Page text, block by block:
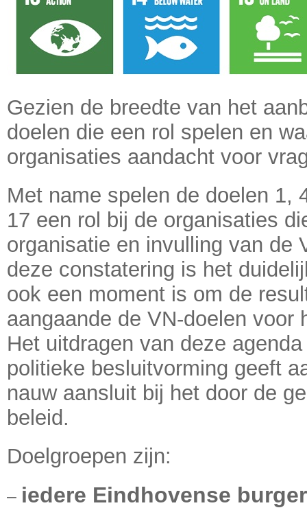
Gezien de breedte van het
doelen die een rol spelen en
organisaties aandacht voor
Met name spelen de doelen 1,
17 een rol bij de organisaties
organisatie en invulling van de
deze constatering is het
ook een moment is om de
aangaande de VN-doelen voor
Het uitdragen van deze
politieke besluitvorming geeft
nauw aansluit bij het door de
beleid.
Doelgroepen zijn:
– iedere Eindhovense burger